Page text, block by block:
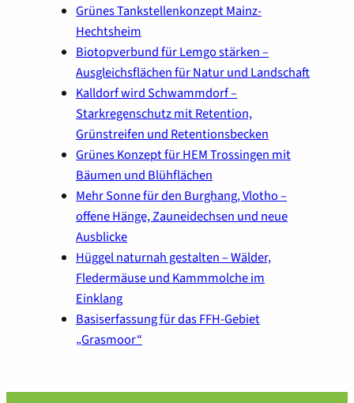
Grünes Tankstellenkonzept Mainz-
Hechtsheim
Biotopverbund für Lemgo stärken –
Ausgleichsflächen für Natur und Landschaft
Kalldorf wird Schwammdorf –
Starkregenschutz mit Retention,
Grünstreifen und Retentionsbecken
Grünes Konzept für HEM Trossingen mit
Bäumen und Blühflächen
Mehr Sonne für den Burghang, Vlotho –
offene Hänge, Zauneidechsen und neue
Ausblicke
Hüggel naturnah gestalten – Wälder,
Fledermäuse und Kammmolche im
Einklang
Basiserfassung für das FFH-Gebiet
„Grasmoor“